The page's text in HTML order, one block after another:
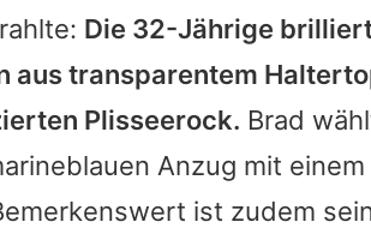
Impressum
Utiq verwalten
Die 32-Jährige
aus transparentem
Plisseerock. Brad
Anzug mit
ist zudem